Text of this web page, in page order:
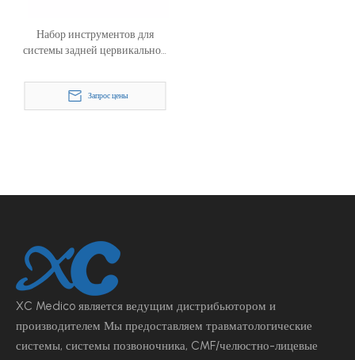
Набор инструментов для
системы задней цервикальной
Запрос цены
XC Medico является ведущим дистрибьютором и
производителем Мы предоставляем травматологические
системы, системы позвоночника, CMF/челюстно-лицевые